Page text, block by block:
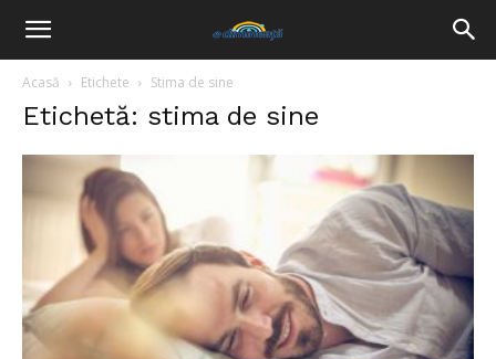
Acasă Etichete Stima de sine
Etichetă: stima de sine